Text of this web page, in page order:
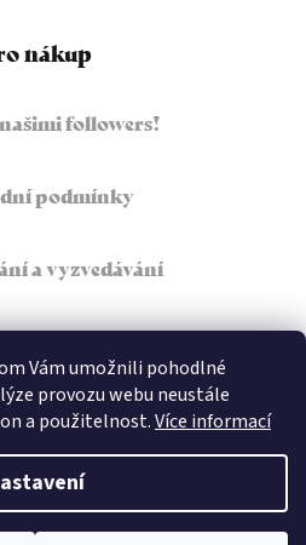
Vám umožnili pohodlné
provozu webu neustále
a použitelnost.Více informací
nákup
followers!
podmínky
a vyzvedávání
osobních údajů